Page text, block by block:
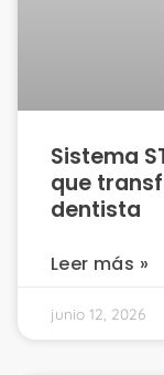
Sistema
que
dentista
Leer más »
junio 12, 2026